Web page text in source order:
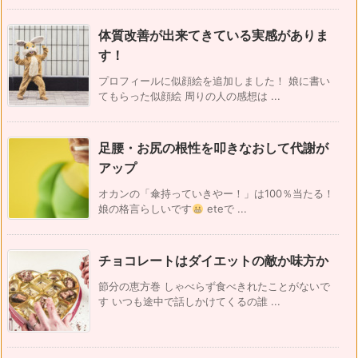
体質改善が出来てきている実感がありま
す！
プロフィールに似顔絵を追加しました！ 娘に書い
てもらった似顔絵 周りの人の感想は ...
足腰・お尻の根性を叩きなおして代謝が
アップ
オカンの「傘持っていきやー！」は100％当たる！
娘の格言らしいです
eteで ...
チョコレートはダイエットの敵か味方か
節分の恵方巻 しゃべらず食べきれたことがないで
す いつも途中で話しかけてくるの誰 ...